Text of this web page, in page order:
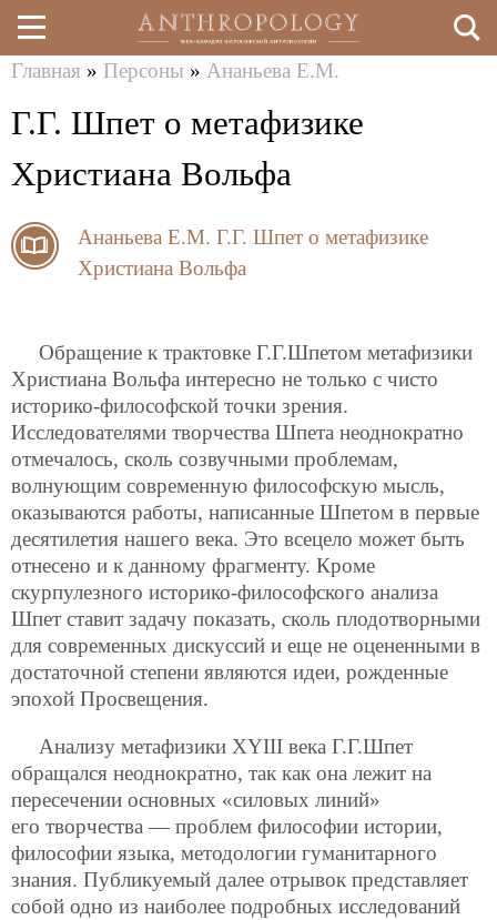
Перейти
к
основному
здесь
Главная » Персоны » Ананьева Е.М.
Г.Г. Шпет о метафизике
Христиана Вольфа
Ананьева Е.М. Г.Г. Шпет о метафизике
Христиана Вольфа
Обращение к трактовке Г.Г.Шпетом метафизики
Христиана Вольфа интересно не только с чисто
историко-философской точки зрения.
Исследователями творчества Шпета неоднократно
отмечалось, сколь созвучными проблемам,
волнующим современную философскую мысль,
оказываются работы, написанные Шпетом в первые
десятилетия нашего века. Это всецело может быть
отнесено и к данному фрагменту. Кроме
скурпулезного историко-философского анализа
Шпет ставит задачу показать, сколь плодотворными
для современных дискуссий и еще не оцененными в
достаточной степени являются идеи, рожденные
эпохой Просвещения.
Анализу метафизики XYIII века Г.Г.Шпет
обращался неоднократно, так как она лежит на
пересечении основных «силовых линий»
его творчества — проблем философии истории,
философии языка, методологии гуманитарного
знания. Публикуемый далее отрывок представляет
собой одно из наиболее подробных исследований